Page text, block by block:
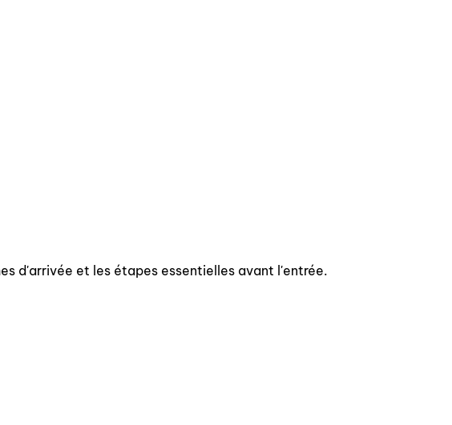
d'arrivée et les étapes essentielles avant l'entrée.